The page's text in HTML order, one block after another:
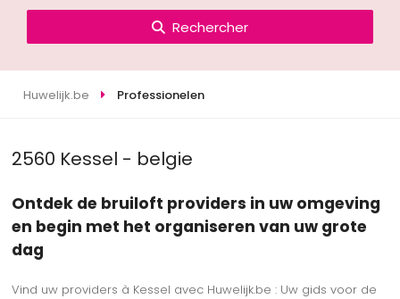
Rechercher
Huwelijk.be Professionelen
2560 Kessel - belgie
Ontdek de bruiloft providers in uw omgeving
en begin met het organiseren van uw grote
dag
Vind uw providers à Kessel avec Huwelijk.be : Uw gids voor de